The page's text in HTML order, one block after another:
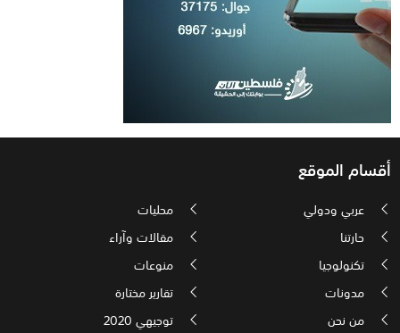
أقسام الموقع
عربي ودولي
محليات
حارتنا
مقالات وآراء
تكنولوجيا
منوعات
مدونات
تقارير مختارة
من نحن
توجيهي 2020